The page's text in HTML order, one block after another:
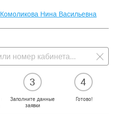
Комоликова Нина Васильевна
3
Заполните данные
заявки
4
Готово!